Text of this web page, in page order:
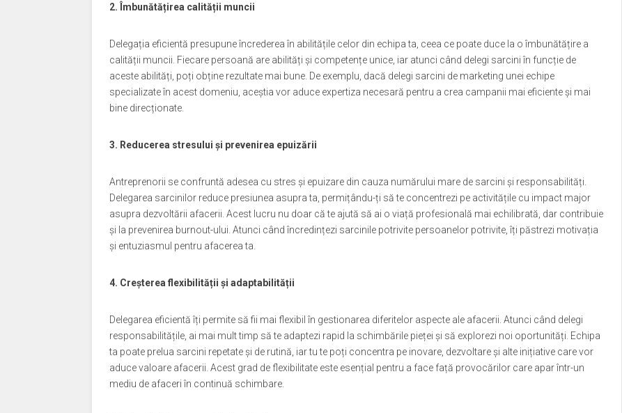
2. Îmbunătățirea calității muncii
Delegația eficientă presupune încrederea în abilitățile celor din echipa ta, ceea ce poate duce la o îmbunătățire a
calității muncii. Fiecare persoană are abilități și competențe unice, iar atunci când delegi sarcini în funcție de
aceste abilități, poți obține rezultate mai bune. De exemplu, dacă delegi sarcini de marketing unei echipe
specializate în acest domeniu, aceștia vor aduce expertiza necesară pentru a crea campanii mai eficiente și mai
bine direcționate.
3. Reducerea stresului și prevenirea epuizării
Antreprenorii se confruntă adesea cu stres și epuizare din cauza numărului mare de sarcini și responsabilități.
Delegarea sarcinilor reduce presiunea asupra ta, permițându-ți să te concentrezi pe activitățile cu impact major
asupra dezvoltării afacerii. Acest lucru nu doar că te ajută să ai o viață profesională mai echilibrată, dar contribuie
și la prevenirea burnout-ului. Atunci când încredințezi sarcinile potrivite persoanelor potrivite, îți păstrezi motivația
și entuziasmul pentru afacerea ta.
4. Creșterea flexibilității și adaptabilității
Delegarea eficientă îți permite să fii mai flexibil în gestionarea diferitelor aspecte ale afacerii. Atunci când delegi
responsabilitățile, ai mai mult timp să te adaptezi rapid la schimbările pieței și să explorezi noi oportunități. Echipa
ta poate prelua sarcini repetate și de rutină, iar tu te poți concentra pe inovare, dezvoltare și alte inițiative care vor
aduce valoare afacerii. Acest grad de flexibilitate este esențial pentru a face față provocărilor care apar într-un
mediu de afaceri în continuă schimbare.